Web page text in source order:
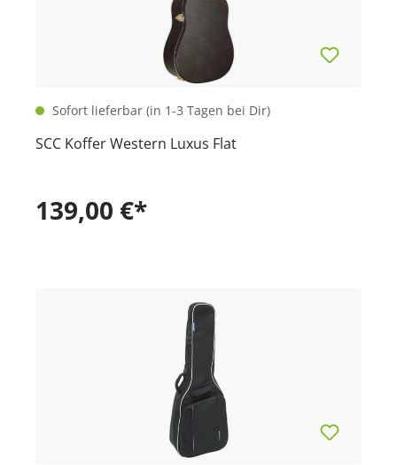
Sofort lieferbar (in 1-3 Tagen bei Dir)
SCC Koffer Western Luxus Flat
139,00 €*